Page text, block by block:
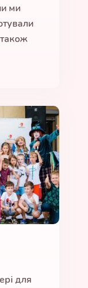
ми
для